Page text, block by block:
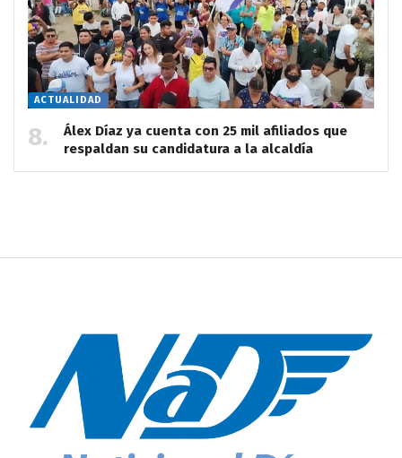
ACTUALIDAD
Álex Díaz ya cuenta con 25 mil afiliados que
respaldan su candidatura a la alcaldía